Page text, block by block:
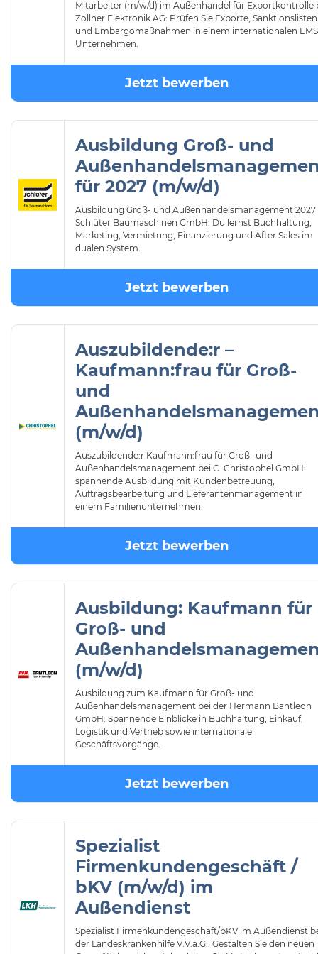
Mitarbeiter (m/w/d) im Außenhandel für Exportkontrolle
Zollner Elektronik AG: Prüfen Sie Exporte, Sanktionslisten
und Embargomaßnahmen in einem internationalen
Unternehmen.
Jetzt bewerben
Ausbildung Groß- und
für 2027 (m/w/d)
Ausbildung Groß- und Außenhandelsmanagement 2027
Schlüter Baumaschinen GmbH: Du lernst Buchhaltung,
Marketing, Vermietung, Finanzierung und After Sales im
dualen System.
Jetzt bewerben
Auszubildende:r –
Kaufmann:frau für Groß-
und
(m/w/d)
Auszubildende:r Kaufmann:frau für Groß- und
Außenhandelsmanagement bei C. Christophel GmbH:
spannende Ausbildung mit Kundenbetreuung,
Auftragsbearbeitung und Lieferantenmanagement in
einem Familienunternehmen.
Jetzt bewerben
Ausbildung: Kaufmann für
Groß- und
(m/w/d)
Ausbildung zum Kaufmann für Groß- und
Außenhandelsmanagement bei der Hermann Bantleon
GmbH: Spannende Einblicke in Buchhaltung, Einkauf,
Logistik und Vertrieb sowie internationale
Geschäftsvorgänge.
Jetzt bewerben
Spezialist
Firmenkundengeschäft /
bKV (m/w/d) im
Außendienst
Spezialist Firmenkundengeschäft/bKV im Außendienst
der Landeskrankenhilfe V.V.a.G.: Gestalten Sie den neuen